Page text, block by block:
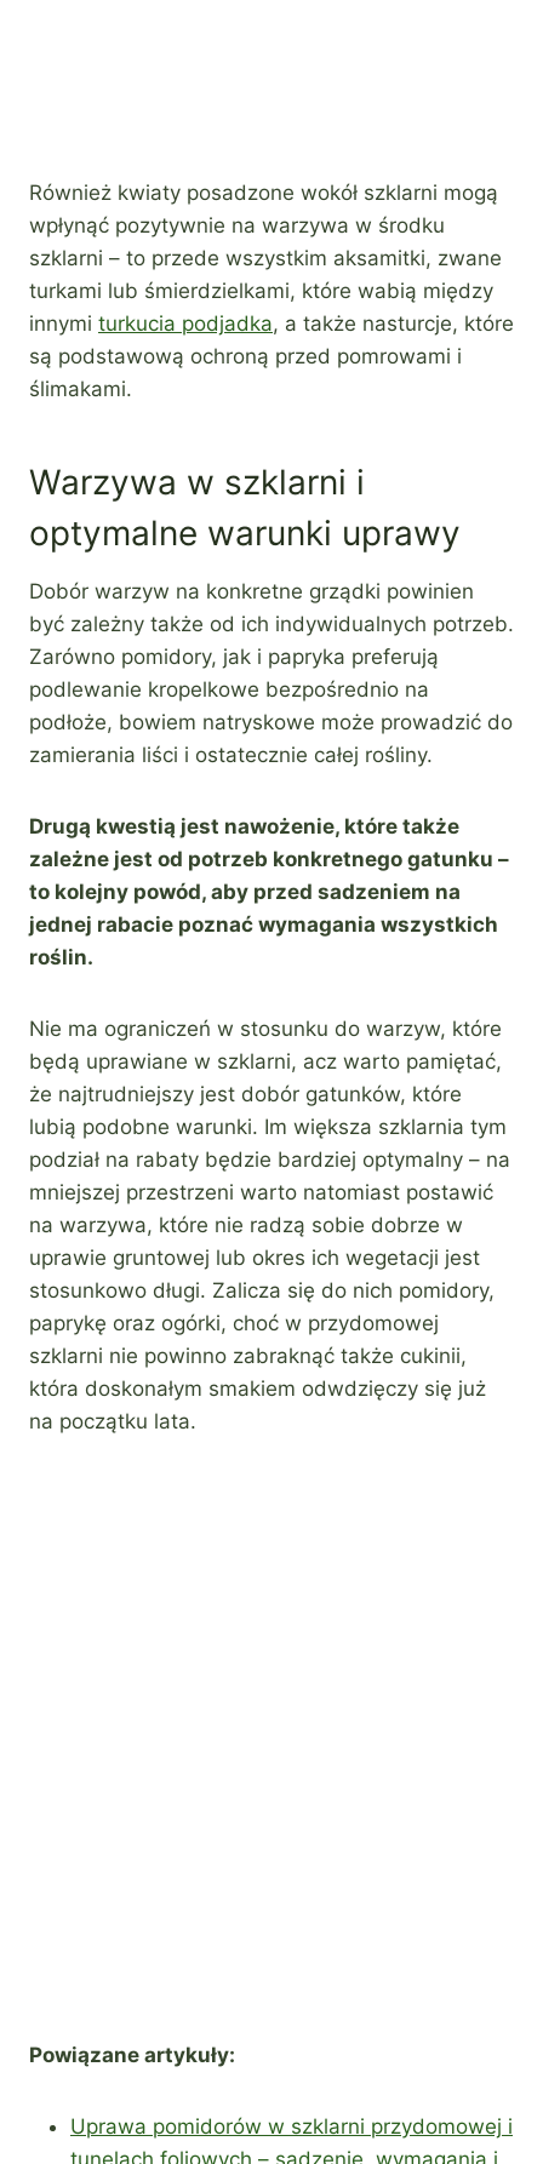
Również kwiaty posadzone wokół szklarni mogą
wpłynąć pozytywnie na warzywa w środku
szklarni – to przede wszystkim aksamitki, zwane
turkami lub śmierdzielkami, które wabią między
innymi turkucia podjadka, a także nasturcje, które
są podstawową ochroną przed pomrowami i
ślimakami.
Warzywa w szklarni i
optymalne warunki uprawy
Dobór warzyw na konkretne grządki powinien
być zależny także od ich indywidualnych potrzeb.
Zarówno pomidory, jak i papryka preferują
podlewanie kropelkowe bezpośrednio na
podłoże, bowiem natryskowe może prowadzić do
zamierania liści i ostatecznie całej rośliny.
Drugą kwestią jest nawożenie, które także
zależne jest od potrzeb konkretnego gatunku –
to kolejny powód, aby przed sadzeniem na
jednej rabacie poznać wymagania wszystkich
roślin.
Nie ma ograniczeń w stosunku do warzyw, które
będą uprawiane w szklarni, acz warto pamiętać,
że najtrudniejszy jest dobór gatunków, które
lubią podobne warunki. Im większa szklarnia tym
podział na rabaty będzie bardziej optymalny – na
mniejszej przestrzeni warto natomiast postawić
na warzywa, które nie radzą sobie dobrze w
uprawie gruntowej lub okres ich wegetacji jest
stosunkowo długi. Zalicza się do nich pomidory,
paprykę oraz ogórki, choć w przydomowej
szklarni nie powinno zabraknąć także cukinii,
która doskonałym smakiem odwdzięczy się już
na początku lata.
Powiązane artykuły:
Uprawa pomidorów w szklarni przydomowej i
tunelach foliowych – sadzenie, wymagania i